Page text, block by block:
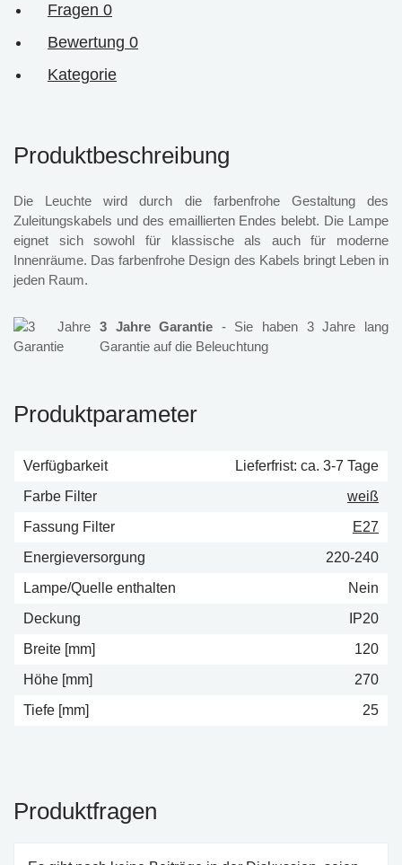
Fragen 0
Bewertung 0
Kategorie
Produktbeschreibung
Die Leuchte wird durch die farbenfrohe Gestaltung des
Zuleitungskabels und des emaillierten Endes belebt. Die Lampe
eignet sich sowohl für klassische als auch für moderne
Innenräume. Das farbenfrohe Design des Kabels bringt Leben in
jeden Raum.
3 Jahre Garantie - Sie haben 3 Jahre lang
Garantie auf die Beleuchtung
Produktparameter
Verfügbarkeit
Lieferfrist: ca. 3-7 Tage
Farbe Filter
weiß
Fassung Filter
E27
Energieversorgung
220-240
Lampe/Quelle enthalten
Nein
Deckung
IP20
Breite [mm]
120
Höhe [mm]
270
Tiefe [mm]
25
Produktfragen